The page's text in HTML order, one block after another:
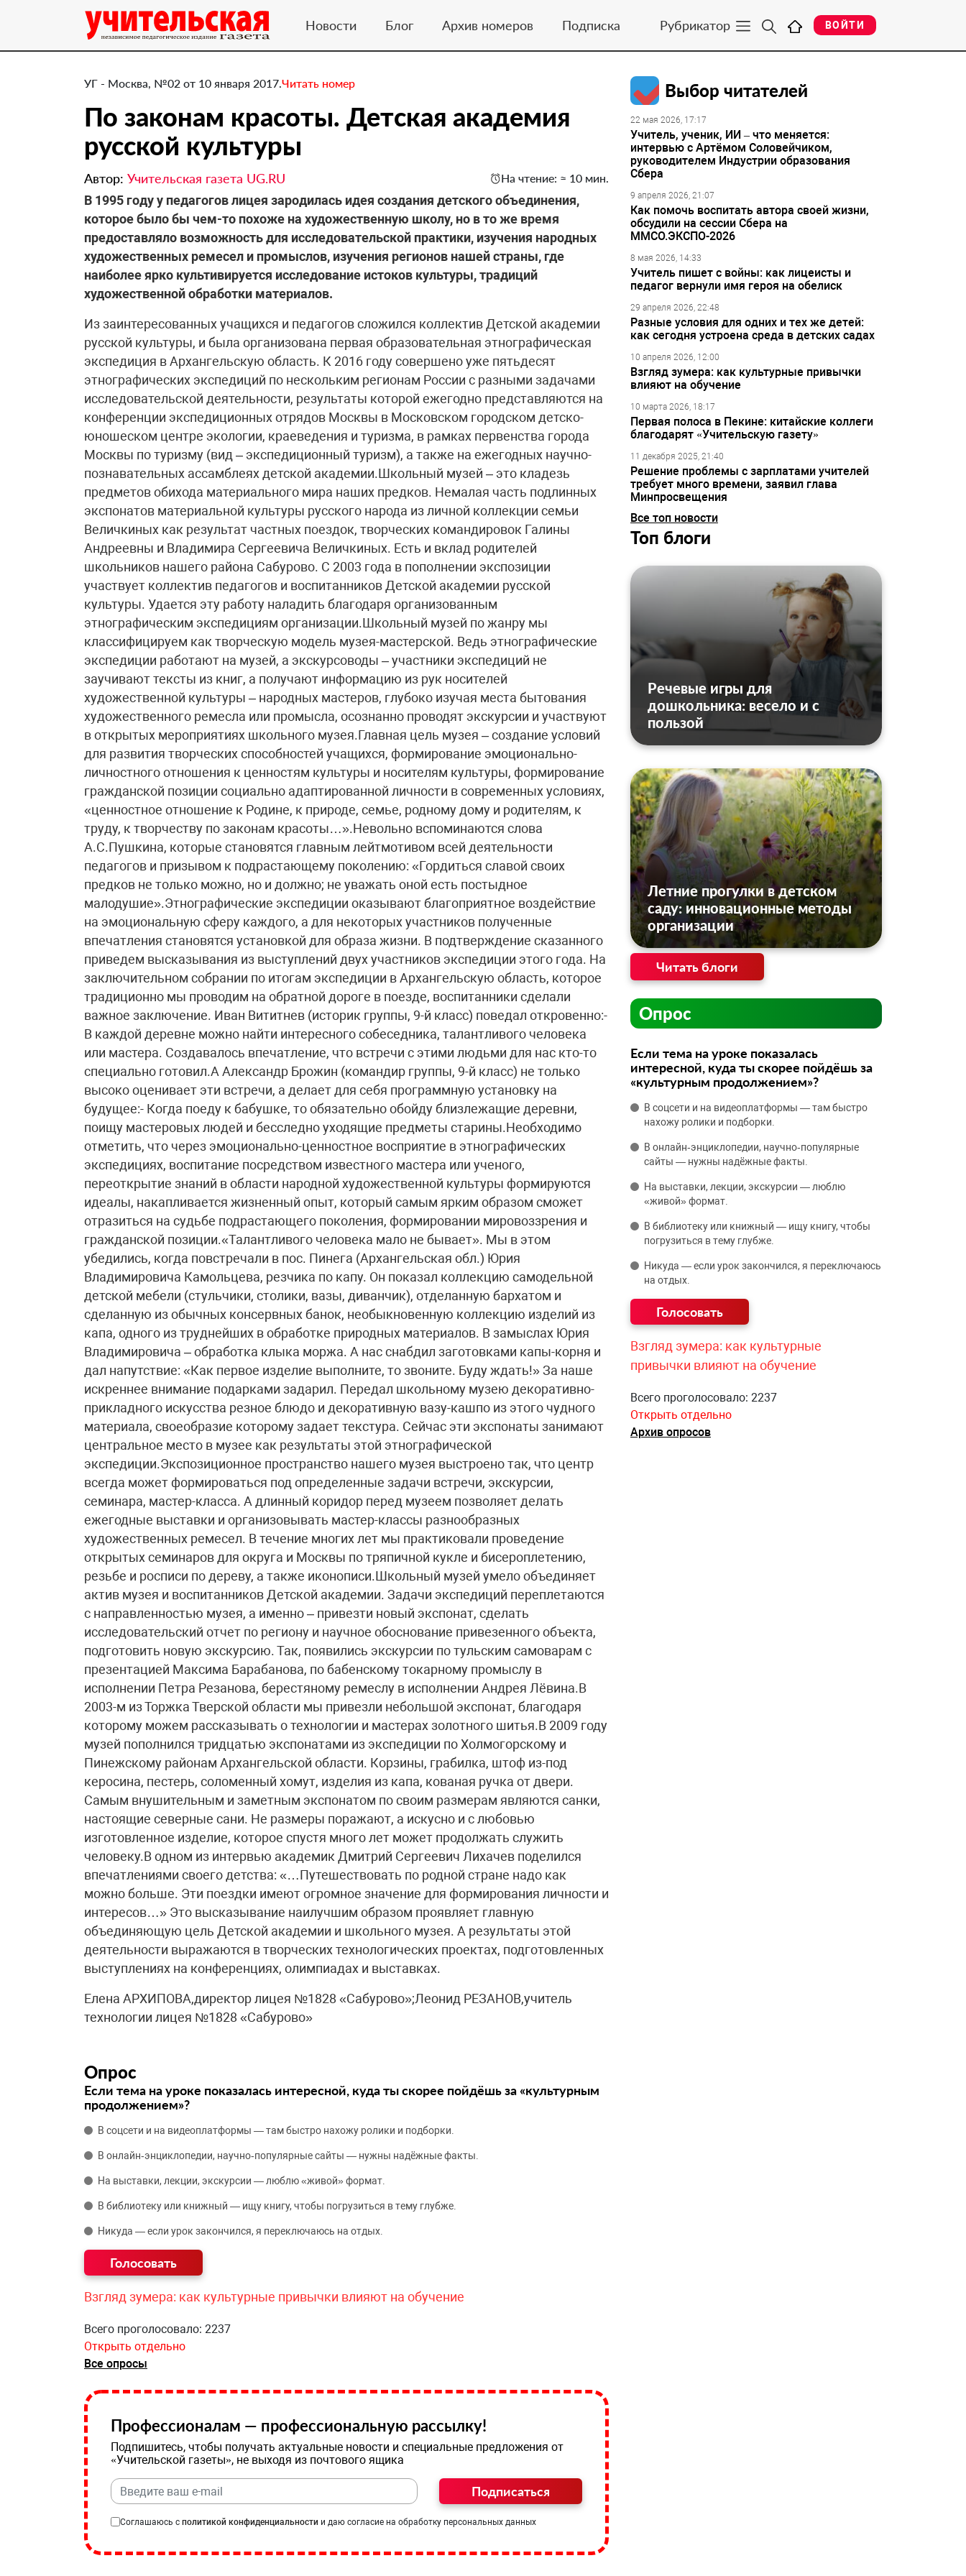
Новости Блог Архив номеров Подписка Рубрикатор ВОЙТИ
УГ - Москва, №02 от 10 января 2017.Читать номер
По законам красоты. Детская академия
русской культуры
Автор: Учительская газета UG.RU На чтение: ≈ 10 мин.
В 1995 году у педагогов лицея зародилась идея создания детского объединения,
которое было бы чем-то похоже на художественную школу, но в то же время
предоставляло возможность для исследовательской практики, изучения народных
художественных ремесел и промыслов, изучения регионов нашей страны, где
наиболее ярко культивируется исследование истоков культуры, традиций
художественной обработки материалов.
Из заинтересованных учащихся и педагогов сложился коллектив Детской академии
русской культуры, и была организована первая образовательная этнографическая
экспедиция в Архангельскую область. К 2016 году совершено уже пятьдесят
этнографических экспедиций по нескольким регионам России с разными задачами
исследовательской деятельности, результаты которой ежегодно представляются на
конференции экспедиционных отрядов Москвы в Московском городском детско-
юношеском центре экологии, краеведения и туризма, в рамках первенства города
Москвы по туризму (вид – экспедиционный туризм), а также на ежегодных научно-
познавательных ассамблеях детской академии.Школьный музей – это кладезь
предметов обихода материального мира наших предков. Немалая часть подлинных
экспонатов материальной культуры русского народа из личной коллекции семьи
Величкиных как результат частных поездок, творческих командировок Галины
Андреевны и Владимира Сергеевича Величкиных. Есть и вклад родителей
школьников нашего района Сабурово. С 2003 года в пополнении экспозиции
участвует коллектив педагогов и воспитанников Детской академии русской
культуры. Удается эту работу наладить благодаря организованным
этнографическим экспедициям организации.Школьный музей по жанру мы
классифицируем как творческую модель музея-мастерской. Ведь этнографические
экспедиции работают на музей, а экскурсоводы – участники экспедиций не
заучивают тексты из книг, а получают информацию из рук носителей
художественной культуры – народных мастеров, глубоко изучая места бытования
художественного ремесла или промысла, осознанно проводят экскурсии и участвуют
в открытых мероприятиях школьного музея.Главная цель музея – создание условий
для развития творческих способностей учащихся, формирование эмоционально-
личностного отношения к ценностям культуры и носителям культуры, формирование
гражданской позиции социально адаптированной личности в современных условиях,
«ценностное отношение к Родине, к природе, семье, родному дому и родителям, к
труду, к творчеству по законам красоты…».Невольно вспоминаются слова
А.С.Пушкина, которые становятся главным лейтмотивом всей деятельности
педагогов и призывом к подрастающему поколению: «Гордиться славой своих
предков не только можно, но и должно; не уважать оной есть постыдное
малодушие».Этнографические экспедиции оказывают благоприятное воздействие
на эмоциональную сферу каждого, а для некоторых участников полученные
впечатления становятся установкой для образа жизни. В подтверждение сказанного
приведем высказывания из выступлений двух участников экспедиции этого года. На
заключительном собрании по итогам экспедиции в Архангельскую область, которое
традиционно мы проводим на обратной дороге в поезде, воспитанники сделали
важное заключение. Иван Вититнев (историк группы, 9-й класс) поведал откровенно:-
В каждой деревне можно найти интересного собеседника, талантливого человека
или мастера. Создавалось впечатление, что встречи с этими людьми для нас кто-то
специально готовил.А Александр Брожин (командир группы, 9-й класс) не только
высоко оценивает эти встречи, а делает для себя программную установку на
будущее:- Когда поеду к бабушке, то обязательно обойду близлежащие деревни,
поищу мастеровых людей и бесследно уходящие предметы старины.Необходимо
отметить, что через эмоционально-ценностное восприятие в этнографических
экспедициях, воспитание посредством известного мастера или ученого,
переоткрытие знаний в области народной художественной культуры формируются
идеалы, накапливается жизненный опыт, который самым ярким образом сможет
отразиться на судьбе подрастающего поколения, формировании мировоззрения и
гражданской позиции.«Талантливого человека мало не бывает». Мы в этом
убедились, когда повстречали в пос. Пинега (Архангельская обл.) Юрия
Владимировича Камольцева, резчика по капу. Он показал коллекцию самодельной
детской мебели (стульчики, столики, вазы, диванчик), отделанную бархатом и
сделанную из обычных консервных банок, необыкновенную коллекцию изделий из
капа, одного из труднейших в обработке природных материалов. В замыслах Юрия
Владимировича – обработка клыка моржа. А нас снабдил заготовками капы-корня и
дал напутствие: «Как первое изделие выполните, то звоните. Буду ждать!» За наше
искреннее внимание подарками задарил. Передал школьному музею декоративно-
прикладного искусства резное блюдо и декоративную вазу-кашпо из этого чудного
материала, своеобразие которому задает текстура. Сейчас эти экспонаты занимают
центральное место в музее как результаты этой этнографической
экспедиции.Экспозиционное пространство нашего музея выстроено так, что центр
всегда может формироваться под определенные задачи встречи, экскурсии,
семинара, мастер-класса. А длинный коридор перед музеем позволяет делать
ежегодные выставки и организовывать мастер-классы разнообразных
художественных ремесел. В течение многих лет мы практиковали проведение
открытых семинаров для округа и Москвы по тряпичной кукле и бисероплетению,
резьбе и росписи по дереву, а также иконописи.Школьный музей умело объединяет
актив музея и воспитанников Детской академии. Задачи экспедиций переплетаются
с направленностью музея, а именно – привезти новый экспонат, сделать
исследовательский отчет по региону и научное обоснование привезенного объекта,
подготовить новую экскурсию. Так, появились экскурсии по тульским самоварам с
презентацией Максима Барабанова, по бабенскому токарному промыслу в
исполнении Петра Резанова, берестяному ремеслу в исполнении Андрея Лёвина.В
2003-м из Торжка Тверской области мы привезли небольшой экспонат, благодаря
которому можем рассказывать о технологии и мастерах золотного шитья.В 2009 году
музей пополнился тридцатью экспонатами из экспедиции по Холмогорскому и
Пинежскому районам Архангельской области. Корзины, грабилка, штоф из-под
керосина, пестерь, соломенный хомут, изделия из капа, кованая ручка от двери.
Самым внушительным и заметным экспонатом по своим размерам являются санки,
настоящие северные сани. Не размеры поражают, а искусно и с любовью
изготовленное изделие, которое спустя много лет может продолжать служить
человеку.В одном из интервью академик Дмитрий Сергеевич Лихачев поделился
впечатлениями своего детства: «…Путешествовать по родной стране надо как
можно больше. Эти поездки имеют огромное значение для формирования личности и
интересов…» Это высказывание наилучшим образом проявляет главную
объединяющую цель Детской академии и школьного музея. А результаты этой
деятельности выражаются в творческих технологических проектах, подготовленных
выступлениях на конференциях, олимпиадах и выставках.
Елена АРХИПОВА,директор лицея №1828 «Сабурово»;Леонид РЕЗАНОВ,учитель
технологии лицея №1828 «Сабурово»
Опрос
Если тема на уроке показалась интересной, куда ты скорее пойдёшь за «культурным
продолжением»?
В соцсети и на видеоплатформы — там быстро нахожу ролики и подборки.
В онлайн‑энциклопедии, научно‑популярные сайты — нужны надёжные факты.
На выставки, лекции, экскурсии — люблю «живой» формат.
В библиотеку или книжный — ищу книгу, чтобы погрузиться в тему глубже.
Никуда — если урок закончился, я переключаюсь на отдых.
Взгляд зумера: как культурные привычки влияют на обучение
Всего проголосовало: 2237
Открыть отдельно
Все опросы
Профессионалам — профессиональную рассылку!
Подпишитесь, чтобы получать актуальные новости и специальные предложения от
«Учительской газеты», не выходя из почтового ящика
Подписаться
Соглашаюсь с политикой конфиденциальности и даю согласие на обработку персональных данных
Выбор читателей
22 мая 2026, 17:17
Учитель, ученик, ИИ – что меняется:
интервью с Артёмом Соловейчиком,
руководителем Индустрии образования
Сбера
9 апреля 2026, 21:07
Как помочь воспитать автора своей жизни,
обсудили на сессии Сбера на
ММСО.ЭКСПО-2026
8 мая 2026, 14:33
Учитель пишет с войны: как лицеисты и
педагог вернули имя героя на обелиск
29 апреля 2026, 22:48
Разные условия для одних и тех же детей:
как сегодня устроена среда в детских садах
10 апреля 2026, 12:00
Взгляд зумера: как культурные привычки
влияют на обучение
10 марта 2026, 18:17
Первая полоса в Пекине: китайские коллеги
благодарят «Учительскую газету»
11 декабря 2025, 21:40
Решение проблемы с зарплатами учителей
требует много времени, заявил глава
Минпросвещения
Все топ новости
Топ блоги
Речевые игры для
дошкольника: весело и с
пользой
Летние прогулки в детском
саду: инновационные методы
организации
Читать блоги
Опрос
Если тема на уроке показалась
интересной, куда ты скорее пойдёшь за
«культурным продолжением»?
В соцсети и на видеоплатформы — там быстро
нахожу ролики и подборки.
В онлайн‑энциклопедии, научно‑популярные
сайты — нужны надёжные факты.
На выставки, лекции, экскурсии — люблю
«живой» формат.
В библиотеку или книжный — ищу книгу, чтобы
погрузиться в тему глубже.
Никуда — если урок закончился, я переключаюсь
на отдых.
Взгляд зумера: как культурные
привычки влияют на обучение
Всего проголосовало: 2237
Открыть отдельно
Архив опросов